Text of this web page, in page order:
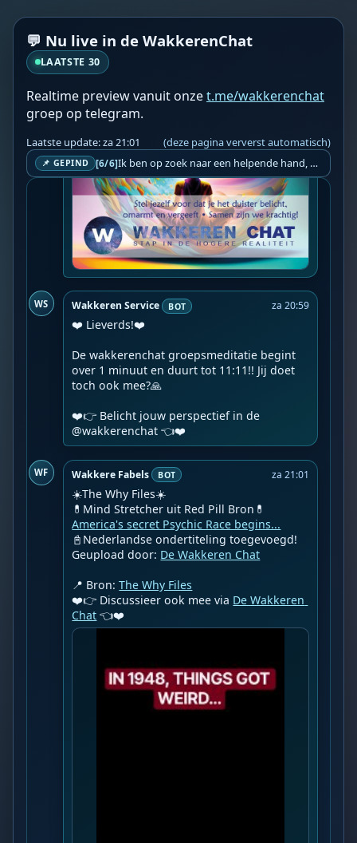
💬 Nu live in de WakkerenChat
LAATSTE 30
Realtime preview vanuit onzet.me/wakkerenchat
groep op telegram.
Laatste update: za 21:01 (deze pagina ververst automatisch)
📌 GEPIND [6/6] Ik ben op zoek naar een helpende hand, een menselijk oog, een admin die helpt met controleren of de chat wel correct word gemodereerd word door NoMoSpam. 98% gaat automatisch goed, toch ik dit nooit helemaal loslaten en moet er altijd een mens mee blijven opletten bij elke beslissing die gemaakt word. Waar bestaan de werkzaamheden uit? Mee kijken in admin log kanaal naar alle drugs/porno/scams die voorbij komen en in het geval van een randgevalletje, ingrijpen en b.v. een verwijderd maar wel toegestaan bericht terug plaatsen met een druk op de knop. tsja zo banaal en simpel is het gesteld.. Word je hier blij van? Nee. Strookt het je ego? Nee. Word je er beter van? Nee. Kost het veel tijd? Totaal niet, consistentie en regelmaat is belangrijker dan 'er even voor kunnen gaan zitten'.. het werk is in een paar seconden gepiept.. je checkt puur of AI de juiste beslissing heeft gemaakt.. …
WS Wakkeren Service BOT za 20:55
WS Wakkeren Service BOT za 20:59
❤️ Lieverds!❤️
De wakkerenchat groepsmeditatie begint
over 1 minuut en duurt tot 11:11!! Jij doet
toch ook mee?🙏
❤️👉 Belicht jouw perspectief in de
@wakkerenchat 👈❤️️
WF Wakkere Fabels BOT za 21:01
☀️The Why Files☀️
America's secret Psychic Race begins...
📓Nederlandse ondertiteling toegevoegd!
Geupload door: De Wakkeren Chat
📍 Bron: The Why Files
❤️👉 Discussieer ook mee via De Wakkeren
Chat 👈❤️